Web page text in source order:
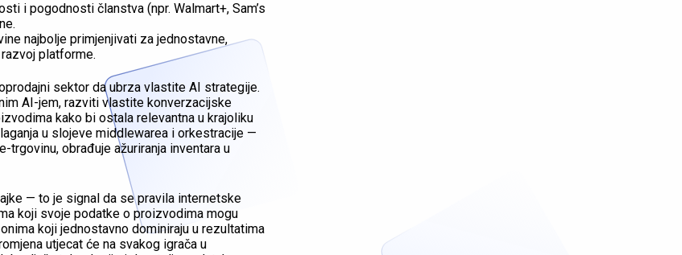
i pogodnosti članstva (npr. Walmart+, Sam’s
najbolje primjenjivati za jednostavne,
platforme.
sektor da ubrza vlastite AI strategije.
AI-jem, razviti vlastite konverzacijske
kako bi ostala relevantna u krajoliku
u slojeve middlewarea i orkestracije —
obrađuje ažuriranja inventara u
— to je signal da se pravila internetske
koji svoje podatke o proizvodima mogu
koji jednostavno dominiraju u rezultatima
utjecat će na svakog igrača u